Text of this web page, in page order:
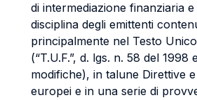
di intermediazione finanziaria
disciplina degli emittenti
principalmente nel Testo
(“T.U.F.”, d. lgs. n. 58 del 1998
modifiche), in talune Direttive
europei e in una serie di